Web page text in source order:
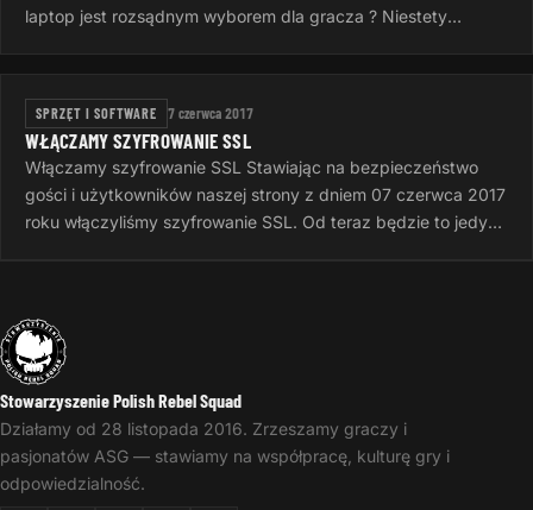
laptop jest rozsądnym wyborem dla gracza ? Niestety
SPRZĘT I SOFTWARE 7 czerwca 2017
WŁĄCZAMY SZYFROWANIE SSL
Włączamy szyfrowanie SSL Stawiając na bezpieczeństwo
gości i użytkowników naszej strony z dniem 07 czerwca 2017
roku włączyliśmy szyfrowanie SSL. Od teraz będzie to jedyna
Stowarzyszenie Polish Rebel Squad
Działamy od 28 listopada 2016. Zrzeszamy graczy i
pasjonatów ASG — stawiamy na współpracę, kulturę gry i
odpowiedzialność.